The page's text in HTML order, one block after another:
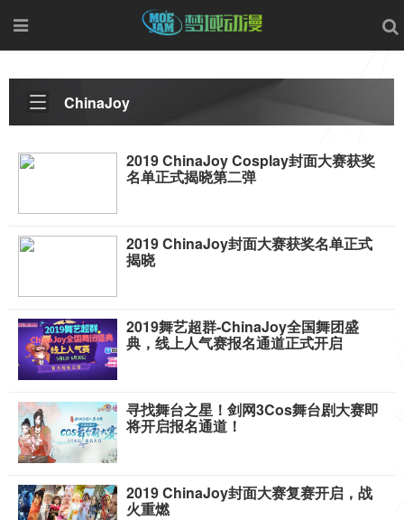
ChinaJoy
2019 ChinaJoy Cosplay封面大赛获奖
名单正式揭晓第二弹
2019 ChinaJoy封面大赛获奖名单正式
揭晓
2019舞艺超群-ChinaJoy全国舞团盛
典，线上人气赛报名通道正式开启
寻找舞台之星！剑网3Cos舞台剧大赛即
将开启报名通道！
2019 ChinaJoy封面大赛复赛开启，战
火重燃